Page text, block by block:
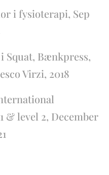
i fysioterapi, Sep
Squat, Bænkpress,
Virzi, 2018
& level 2, December